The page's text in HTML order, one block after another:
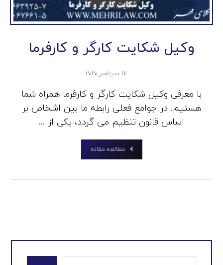
وکیل شکایت کارگر و کارفرما
۱۷ سپتامبر ۲۰۲۰
با معرفی وکیل شکایت کارگر و کارفرما همراه شما
هستیم. در جوامع فعلی رابطه ما بین اشخاص بر
اساس قانون تنظیم می گردد، یکی از ...
مطالعه مقاله